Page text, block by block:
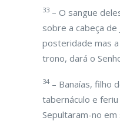
33 – O sangue
sobre a cabeça de
posteridade mas a
trono, dará o
34 – Banaías, filho
tabernáculo e
Sepultaram-no